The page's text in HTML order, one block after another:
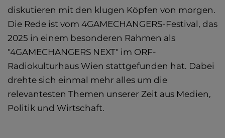
diskutieren mit den klugen Köpfen von morgen.
Die Rede ist vom 4GAMECHANGERS-Festival, das
2025 in einem besonderen Rahmen als
"4GAMECHANGERS NEXT" im ORF-
Radiokulturhaus Wien stattgefunden hat. Dabei
drehte sich einmal mehr alles um die
relevantesten Themen unserer Zeit aus Medien,
Politik und Wirtschaft.